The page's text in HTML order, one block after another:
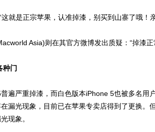
就是正宗苹果，认准掉漆，别买到山寨了哦！
Asia)则在其官方微博发出质疑：“掉漆正
种门
严重掉漆，而白色版本iPhone 5也被多名用
漏光现象，目前已在苹果专卖店得到了更换。
现象。